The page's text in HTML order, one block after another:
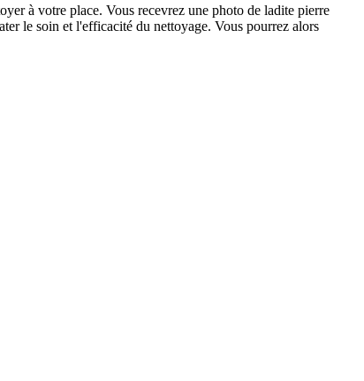
à votre place. Vous recevrez une photo de ladite pierre
le soin et l'efficacité du nettoyage. Vous pourrez alors